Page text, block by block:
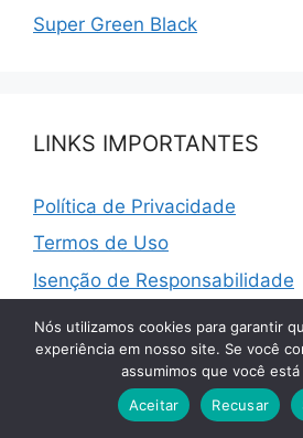
Super Green Black
LINKS IMPORTANTES
Política de Privacidade
Termos de Uso
Isenção de Responsabilidade
Transparência
Nós utilizamos cookies para garantir
experiência em nosso site. Se você
assumimos que você
Aceitar
Recusar